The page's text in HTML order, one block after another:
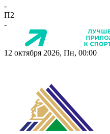
-
П2
-
12 октября 2026, Пн, 00:00